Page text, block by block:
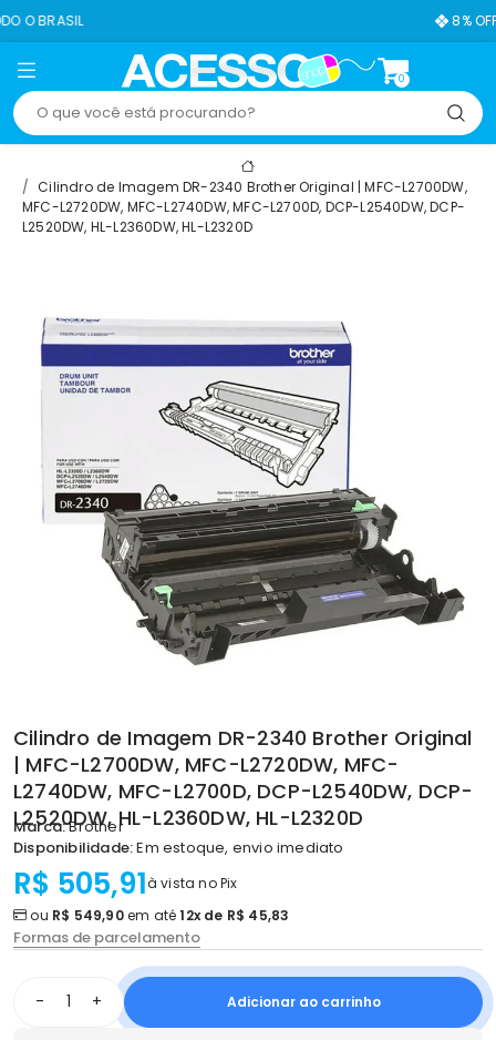
8% OFF NO PIX
0
Cilindro de Imagem DR-2340 Brother Original | MFC-L2700DW,
MFC-L2720DW, MFC-L2740DW, MFC-L2700D, DCP-L2540DW, DCP-
L2520DW, HL-L2360DW, HL-L2320D
Cilindro de Imagem DR-2340 Brother Original
| MFC-L2700DW, MFC-L2720DW, MFC-
L2740DW, MFC-L2700D, DCP-L2540DW, DCP-
L2520DW, HL-L2360DW, HL-L2320D
Marca:Brother
Disponibilidade:Em estoque, envio imediato
R$ 505,91à vista no Pix
ou R$ 549,90em até12x de R$ 45,83
Formas de parcelamento
- + Adicionar ao carrinho